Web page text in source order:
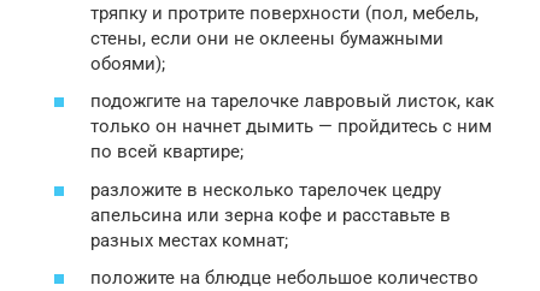
тряпку и протрите поверхности (пол, мебель,
стены, если они не оклеены бумажными
обоями);
подожгите на тарелочке лавровый листок, как
только он начнет дымить — пройдитесь с ним
по всей квартире;
разложите в несколько тарелочек цедру
апельсина или зерна кофе и расставьте в
разных местах комнат;
положите на блюдце небольшое количество